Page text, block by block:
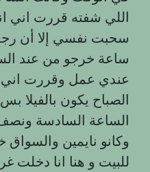
اللي شفته قررت اني
سحبت نفسي إلا أن
ساعة خرجو من عند
عندي عمل وقررت اني
الصباح يكون
الساعة السادسة
وكانو نايمين
للبيت و هنا انا دخلت